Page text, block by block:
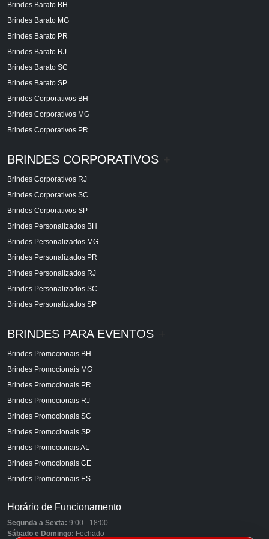
Brindes Barato BH
Brindes Barato MG
Brindes Barato PR
Brindes Barato RJ
Brindes Barato SC
Brindes Barato SP
Brindes Corporativos BH
Brindes Corporativos MG
Brindes Corporativos PR
BRINDES CORPORATIVOS
Brindes Corporativos RJ
Brindes Corporativos SC
Brindes Corporativos SP
Brindes Personalizados BH
Brindes Personalizados MG
Brindes Personalizados PR
Brindes Personalizados RJ
Brindes Personalizados SC
Brindes Personalizados SP
BRINDES PARA EVENTOS
Brindes Promocionais BH
Brindes Promocionais MG
Brindes Promocionais PR
Brindes Promocionais RJ
Brindes Promocionais SC
Brindes Promocionais SP
Brindes Promocionais AL
Brindes Promocionais CE
Brindes Promocionais ES
Horário de Funcionamento
Segunda a Sexta: 9:00 - 18:00
Sábado e Domingo: Fechado